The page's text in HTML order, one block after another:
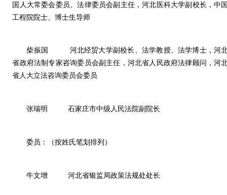
国人大常委会委员、法律委员会副主任，河北医科大学副校长，中
工程院院士、博士生导师
柴振国
河北经贸大学副校长、法学教授、法学博士，河
省政府法制专家咨询委员会副主任，河北省人民政府法律顾问，河
省人大立法咨询委员会委员
张瑞明 石家庄市中级人民法院副院长
委员：（按姓氏笔划排列）
牛文增 河北省银监局政策法规处处长